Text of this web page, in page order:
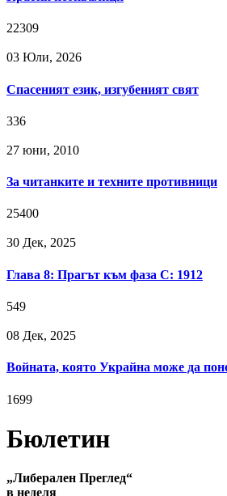
22309
03 Юли, 2026
Спасеният език, изгубеният свят
336
27 юни, 2010
За читанките и техните противници
25400
30 Дек, 2025
Глава 8: Прагът към фаза C: 1912
549
08 Дек, 2025
Войната, която Украйна може да
1699
Бюлетин
„Либерален Преглед“
в неделя